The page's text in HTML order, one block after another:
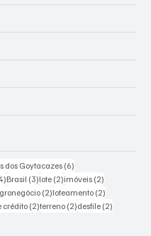
dos Goytacazes (6)
4 posts
Brasil (3)3 posts
lote (2)2 posts
imóveis (2)
(2)2 posts
loteamento (2)
crédito(2)2 posts
terreno (2)2 posts
desfile (2)